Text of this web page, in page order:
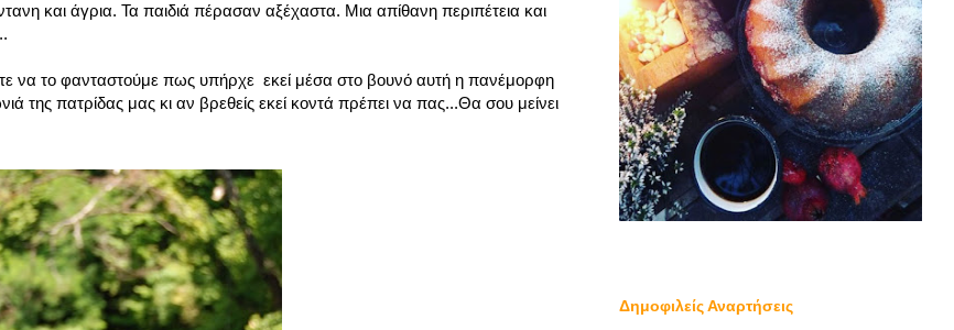
και άγρια. Τα παιδιά πέρασαν αξέχαστα. Μια απίθανη περιπέτεια και
να το φανταστούμε πως υπήρχε εκεί μέσα στο βουνό αυτή η πανέμορφη
πατρίδας μας κι αν βρεθείς εκεί κοντά πρέπει να πας...Θα σου μείνει
Δημοφιλείς Αναρτήσεις